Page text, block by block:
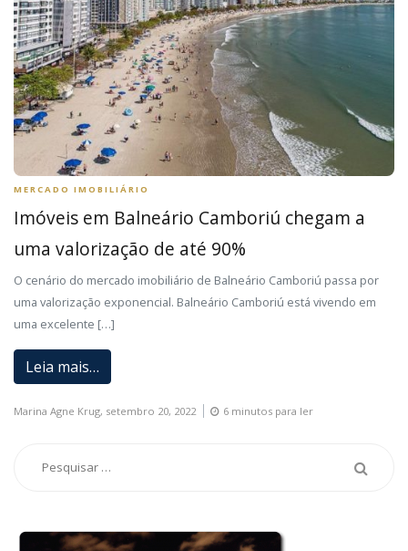
MERCADO IMOBILIÁRIO
Imóveis em Balneário Camboriú chegam a
uma valorização de até 90%
O cenário do mercado imobiliário de Balneário Camboriú passa por
uma valorização exponencial. Balneário Camboriú está vivendo em
uma excelente […]
Leia mais…
Marina Agne Krug, setembro 20, 2022 6 minutos para ler